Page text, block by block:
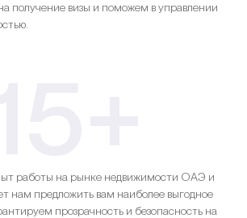
получение визы и поможем в управлении
работы на рынке недвижимости ОАЭ и
нам предложить вам наиболее выгодное
прозрачность и безопасность на